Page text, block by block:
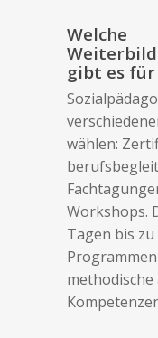
Welche
gibt es für
wählen:
Workshops.
Tagen bis
methodische